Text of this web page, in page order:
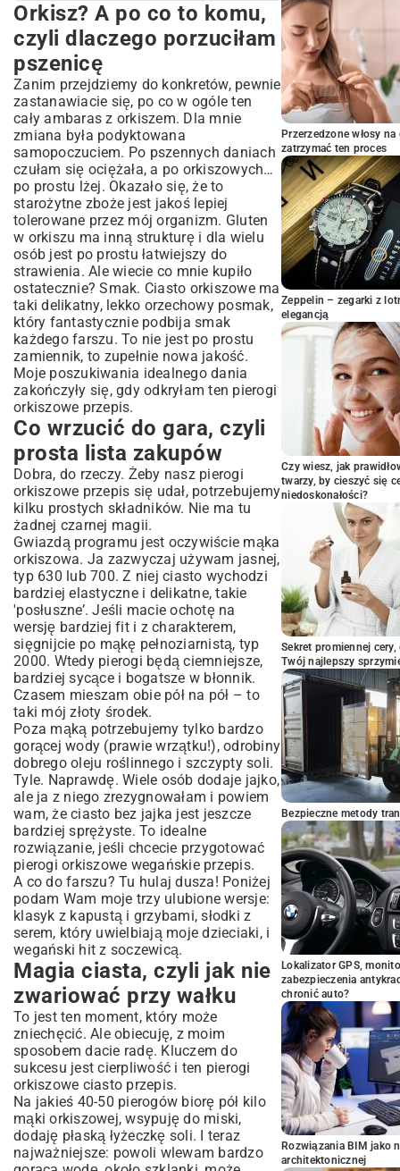
Orkisz? A po co to komu, czyli dlaczego
porzuciłam pszenicę
Co wrzucić do gara, czyli prosta lista
zakupów
Magia ciasta, czyli jak nie zwariować
przy wałku
A co do środka? Moje ulubione farsze
Sztuka lepienia, czyli medytacja w
kuchni
Finał! Jak ugotować i z czym to się je?
Co zrobić, jak zostanie? (Choć rzadko
zostaje)
Wasze pytania, moje odpowiedzi
To co, gotujemy?
Orkisz? A po co to komu,
czyli dlaczego porzuciłam
pszenicę
Zanim przejdziemy do konkretów, pewnie
zastanawiacie się, po co w ogóle ten
cały ambaras z orkiszem. Dla mnie
zmiana była podyktowana
samopoczuciem. Po pszennych daniach
czułam się ociężała, a po orkiszowych…
po prostu lżej. Okazało się, że to
starożytne zboże jest jakoś lepiej
tolerowane przez mój organizm. Gluten
w orkiszu ma inną strukturę i dla wielu
osób jest po prostu łatwiejszy do
strawienia. Ale wiecie co mnie kupiło
ostatecznie? Smak. Ciasto orkiszowe ma
taki delikatny, lekko orzechowy posmak,
który fantastycznie podbija smak
każdego farszu. To nie jest po prostu
zamiennik, to zupełnie nowa jakość.
Moje poszukiwania idealnego dania
zakończyły się, gdy odkryłam ten pierogi
orkiszowe przepis.
Co wrzucić do gara, czyli
prosta lista zakupów
Dobra, do rzeczy. Żeby nasz pierogi
orkiszowe przepis się udał, potrzebujemy
kilku prostych składników. Nie ma tu
żadnej czarnej magii.
Gwiazdą programu jest oczywiście mąka
orkiszowa. Ja zazwyczaj używam jasnej,
typ 630 lub 700. Z niej ciasto wychodzi
bardziej elastyczne i delikatne, takie
'posłuszne’. Jeśli macie ochotę na
wersję bardziej fit i z charakterem,
sięgnijcie po mąkę pełnoziarnistą, typ
2000. Wtedy pierogi będą ciemniejsze,
bardziej sycące i bogatsze w błonnik.
Czasem mieszam obie pół na pół – to
taki mój złoty środek.
Poza mąką potrzebujemy tylko bardzo
gorącej wody (prawie wrzątku!), odrobiny
dobrego oleju roślinnego i szczypty soli.
Tyle. Naprawdę. Wiele osób dodaje jajko,
ale ja z niego zrezygnowałam i powiem
wam, że ciasto bez jajka jest jeszcze
bardziej sprężyste. To idealne
rozwiązanie, jeśli chcecie przygotować
pierogi orkiszowe wegańskie przepis.
A co do farszu? Tu hulaj dusza! Poniżej
podam Wam moje trzy ulubione wersje:
klasyk z kapustą i grzybami, słodki z
serem, który uwielbiają moje dzieciaki, i
wegański hit z soczewicą.
Magia ciasta, czyli jak nie
zwariować przy wałku
To jest ten moment, który może
zniechęcić. Ale obiecuję, z moim
sposobem dacie radę. Kluczem do
sukcesu jest cierpliwość i ten pierogi
orkiszowe ciasto przepis.
Na jakieś 40-50 pierogów biorę pół kilo
mąki orkiszowej, wsypuję do miski,
dodaję płaską łyżeczkę soli. I teraz
najważniejsze: powoli wlewam bardzo
Przerzedzone włosy
zatrzymać ten proces
Zeppelin – zegarki z
elegancją
Czy wiesz, jak
twarzy, by cieszyć się
niedoskonałości?
Sekret promiennej
Twój najlepszy
Bezpieczne metody
Lokalizator GPS,
zabezpieczenia
chronić auto?
Rozwiązania BIM jako
architektonicznej